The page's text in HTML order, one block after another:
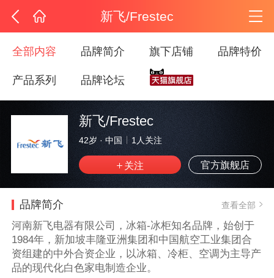
新飞/Frestec
全部内容 品牌简介 旗下店铺 品牌特价
产品系列 品牌论坛
新飞/Frestec
42岁 · 中国 1 人关注
官方旗舰店
品牌简介 查看全部
河南新飞电器有限公司，冰箱-冰柜知名品牌，始创于
1984年，新加坡丰隆亚洲集团和中国航空工业集团合
资组建的中外合资企业，以冰箱、冷柜、空调为主导产
品的现代化白色家电制造企业。